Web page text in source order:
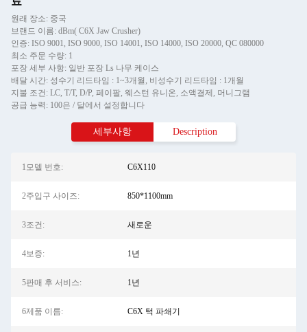
원래 장소: 중국
브랜드 이름: dBm( C6X Jaw Crusher)
인증: ISO 9001, ISO 9000, ISO 14001, ISO 14000, ISO 20000, QC 080000
최소 주문 수량: 1
포장 세부 사항: 일반 포장 Ls 나무 케이스
배달 시간: 성수기 리드타임 : 1~3개월, 비성수기 리드타임 : 1개월
지불 조건: LC, T/T, D/P, 페이팔, 웨스턴 유니온, 소액결제, 머니그램
공급 능력: 100은 / 달에서 설정합니다
세부사항 Description
1모델 번호: C6X110
2주입구 사이즈: 850*1100mm
3조건: 새로운
4보증: 1년
5판매 후 서비스: 1년
6제품 이름: C6X 턱 파쇄기